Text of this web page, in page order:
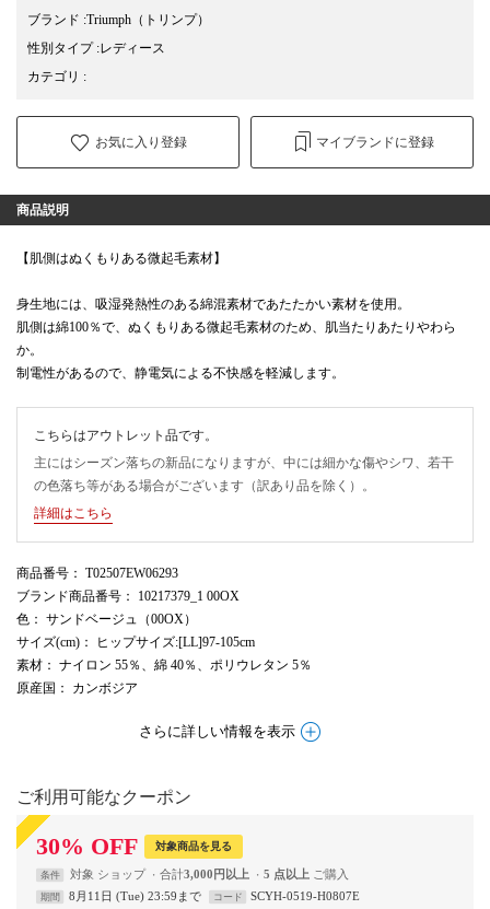
ブランド :Triumph （トリンプ）
性別タイプ:レディース
カテゴリ :
お気に入り登録 マイブランドに登録
商品説明
【肌側はぬくもりある微起毛素材】
身生地には、吸湿発熱性のある綿混素材であたたかい素材を使用。
肌側は綿100％で、ぬくもりある微起毛素材のため、肌当たりあたりやわら
か。
制電性があるので、静電気による不快感を軽減します。
こちらはアウトレット品です。
主にはシーズン落ちの新品になりますが、中には細かな傷やシワ、若干
の色落ち等がある場合がございます（訳あり品を除く）。
詳細はこちら
商品番号 ： T02507EW06293
ブランド商品番号 ： 10217379_1 00OX
色 ： サンドベージュ（00OX）
サイズ(cm) ： ヒップサイズ:[LL]97-105cm
素材 ： ナイロン 55％、綿 40％、ポリウレタン 5％
原産国 ： カンボジア
さらに詳しい情報を表示
ご利用可能なクーポン
30% OFF 対象商品を見る
条件 対象 ショップ 合計3,000円以上 5 点以上
期間 8月11日 (Tue) 23:59まで コード
SCYH-0519-H0807E